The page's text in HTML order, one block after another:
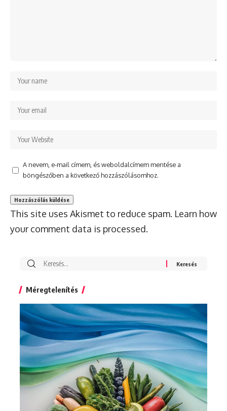
A nevem, e-mail címem, és weboldalcímem mentése a
böngészőben a következő hozzászólásomhoz.
This site uses Akismet to reduce spam. Learn how
your comment data is processed.
Search
Méregtelenítés